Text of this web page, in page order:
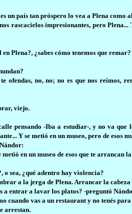
un país tan próspero lo vea a Plena
rascacielos impresionantes, pero
en Plena?, ¿sabes cómo tenemos que remar?
ofendas, no, no; no es que nos reímos,
viejo.
pensando -Iba a estudiar-, y no va
Y se metió en un museo, pero de esos
en un museo de esos que te arrancan
o sea, ¿qué adentro hay violencia?
a la jerga de Plena. Arrancar la
a entrar a lavar los platos? -preguntó
cuando vas a un restaurant y no tenés
arrestan.